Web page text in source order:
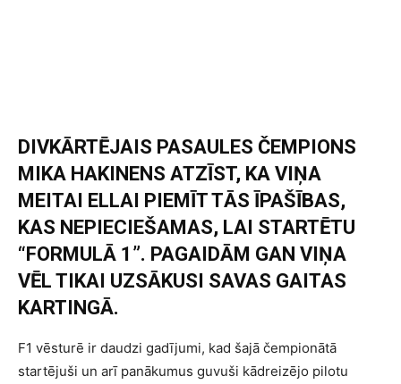
DIVKĀRTĒJAIS PASAULES ČEMPIONS
MIKA HAKINENS ATZĪST, KA VIŅA
MEITAI ELLAI PIEMĪT TĀS ĪPAŠĪBAS,
KAS NEPIECIEŠAMAS, LAI STARTĒTU
“FORMULĀ 1”. PAGAIDĀM GAN VIŅA
VĒL TIKAI UZSĀKUSI SAVAS GAITAS
KARTINGĀ.
F1 vēsturē ir daudzi gadījumi, kad šajā čempionātā
startējuši un arī panākumus guvuši kādreizējo pilotu